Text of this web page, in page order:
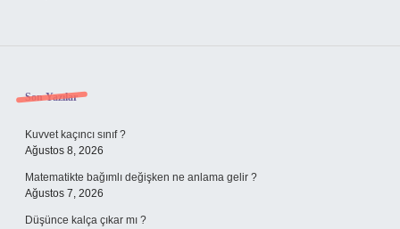
Sidebar
Son Yazılar
Kuvvet kaçıncı sınıf ?
Ağustos 8, 2026
Matematikte bağımlı değişken ne anlama gelir ?
Ağustos 7, 2026
Düşünce kalça çıkar mı ?